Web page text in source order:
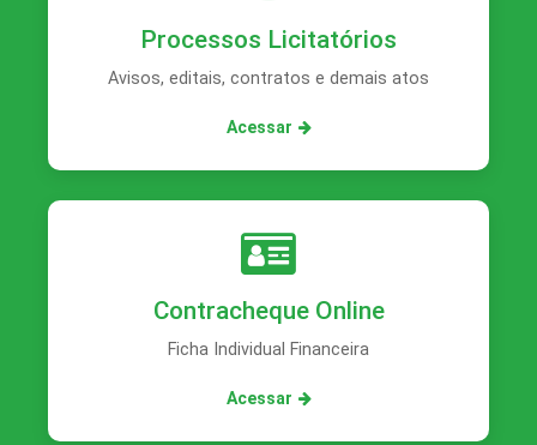
Processos Licitatórios
Avisos, editais, contratos e demais atos
Acessar
Contracheque Online
Ficha Individual Financeira
Acessar